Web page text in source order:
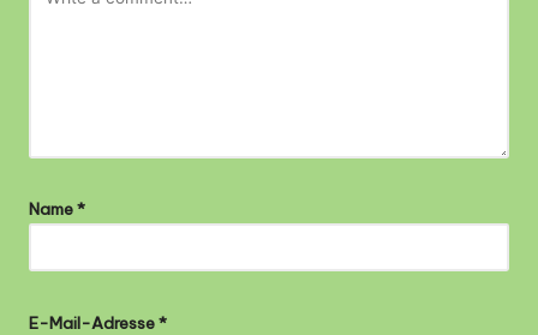
Name*
E-Mail-Adresse*